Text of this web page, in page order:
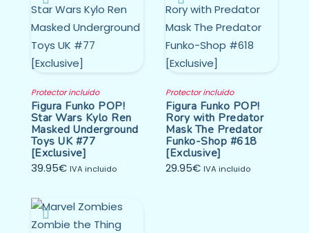
Protector incluido
Figura Funko POP!
Star Wars Kylo Ren
Masked Underground
Toys UK #77
[Exclusive]
39.95€ IVA incluido
Protector incluido
Figura Funko POP!
Rory with Predator
Mask The Predator
Funko-Shop #618
[Exclusive]
29.95€ IVA incluido